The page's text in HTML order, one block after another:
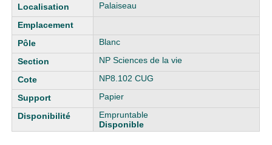
Liste des exemplaires Palaiseau
Blanc
NP Sciences de la vie
NP8.102 CUG
Papier
Empruntable
Disponible